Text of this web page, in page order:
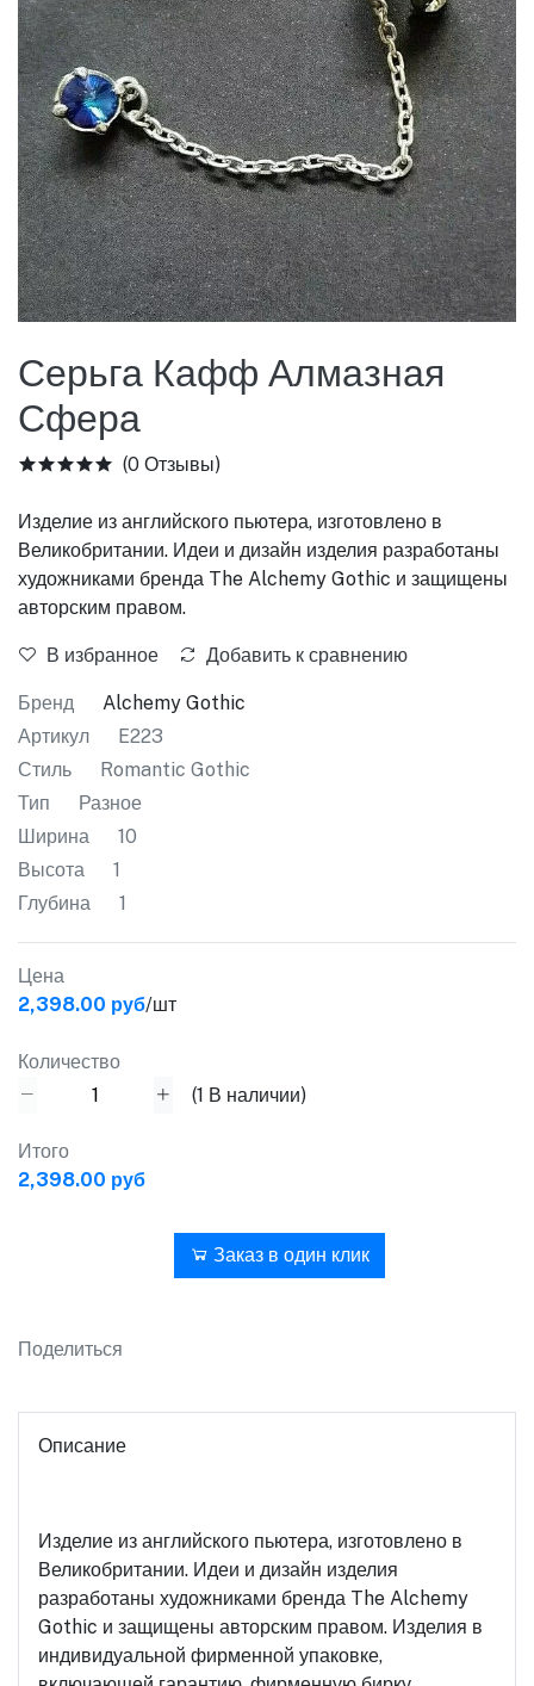
Серьга Кафф Алмазная
Сфера
(0 Отзывы)
Изделие из английского пьютера, изготовлено в
Великобритании. Идеи и дизайн изделия разработаны
художниками бренда The Alchemy Gothic и защищены
авторским правом.
В избранное Добавить к сравнению
Бренд
Alchemy Gothic
Артикул
E223
Стиль
Romantic Gothic
Тип
Разное
Ширина
10
Высота
1
Глубина
1
Цена
2,398.00 руб/шт
Количество
(1 В наличии)
Итого
2,398.00 руб
Заказ в один клик
Поделиться
Описание
Изделие из английского пьютера, изготовлено в
Великобритании. Идеи и дизайн изделия
разработаны художниками бренда The Alchemy
Gothic и защищены авторским правом. Изделия в
индивидуальной фирменной упаковке,